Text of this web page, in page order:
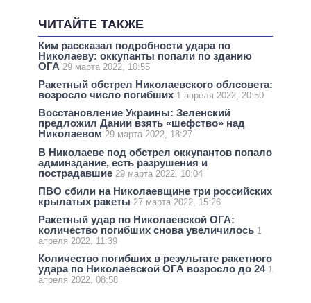
ЧИТАЙТЕ ТАКЖЕ
Ким рассказал подробности удара по
Николаеву: оккупанты попали по зданию
ОГА 29 марта 2022, 10:55
Ракетный обстрел Николаевского облсовета:
возросло число погибших 1 апреля 2022, 20:50
Восстановление Украины: Зеленский
предложил Дании взять «шефство» над
Николаевом 29 марта 2022, 18:27
В Николаеве под обстрел оккупантов попало
админздание, есть разрушения и
пострадавшие 29 марта 2022, 10:04
ПВО сбили на Николаевщине три российских
крылатых ракеты 27 марта 2022, 15:26
Ракетный удар по Николаевской ОГА:
количество погибших снова увеличилось 1
апреля 2022, 11:39
Количество погибших в результате ракетного
удара по Николаевской ОГА возросло до 24 1
апреля 2022, 08:58